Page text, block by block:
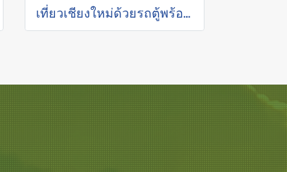
เที่ยวเชียงใหม่ด้วยรถตู้พร้อมคนขับ "อุทยานแห่งชาติดอยอินทนนท์"